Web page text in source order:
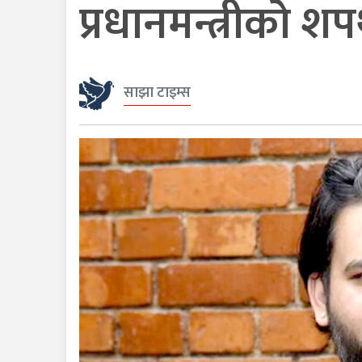
प्रधानमन्त्रीको
साझा टाइम्स